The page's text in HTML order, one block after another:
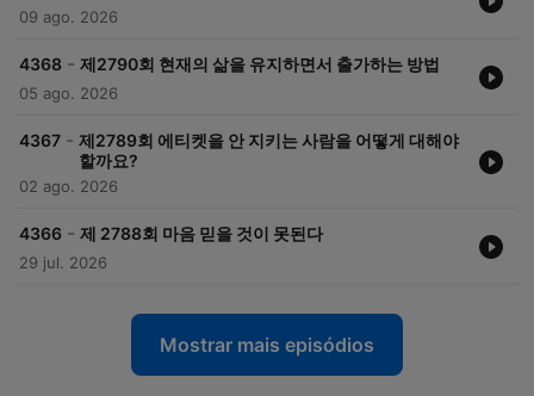
09 ago. 2026
4368 - 제2790회 현재의 삶을 유지하면서 출가하는 방법
05 ago. 2026
4367 - 제2789회 에티켓을 안 지키는 사람을 어떻게 대해야
할까요?
02 ago. 2026
4366 - 제 2788회 마음 믿을 것이 못된다
29 jul. 2026
Mostrar mais episódios